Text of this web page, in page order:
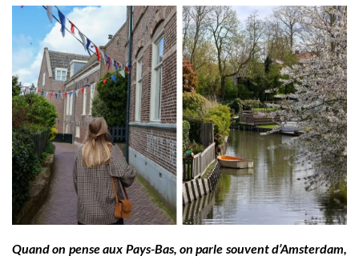
Quand on pense aux Pays-Bas, on parle souvent d’Amsterdam,